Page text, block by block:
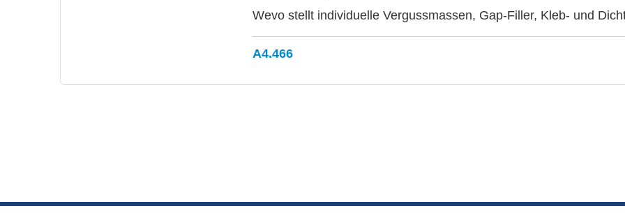
Wevo stellt individuelle Vergussmassen, Gap-Filler, Kleb- und
A4.466